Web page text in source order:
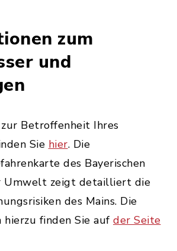
zum
und
Betroffenheit Ihres
Sie hier. Die
des Bayerischen
Umwelt zeigt detailliert die
des Mains. Die
finden Sie auf der Seite